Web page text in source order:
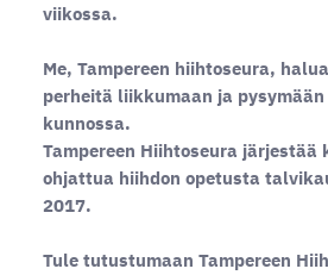
viikossa.
Me, Tampereen hiihtoseura,
perheitä liikkumaan ja pysymään
kunnossa.
Tampereen Hiihtoseura järjestää
ohjattua hiihdon opetusta
2017.
Tule tutustumaan Tampereen